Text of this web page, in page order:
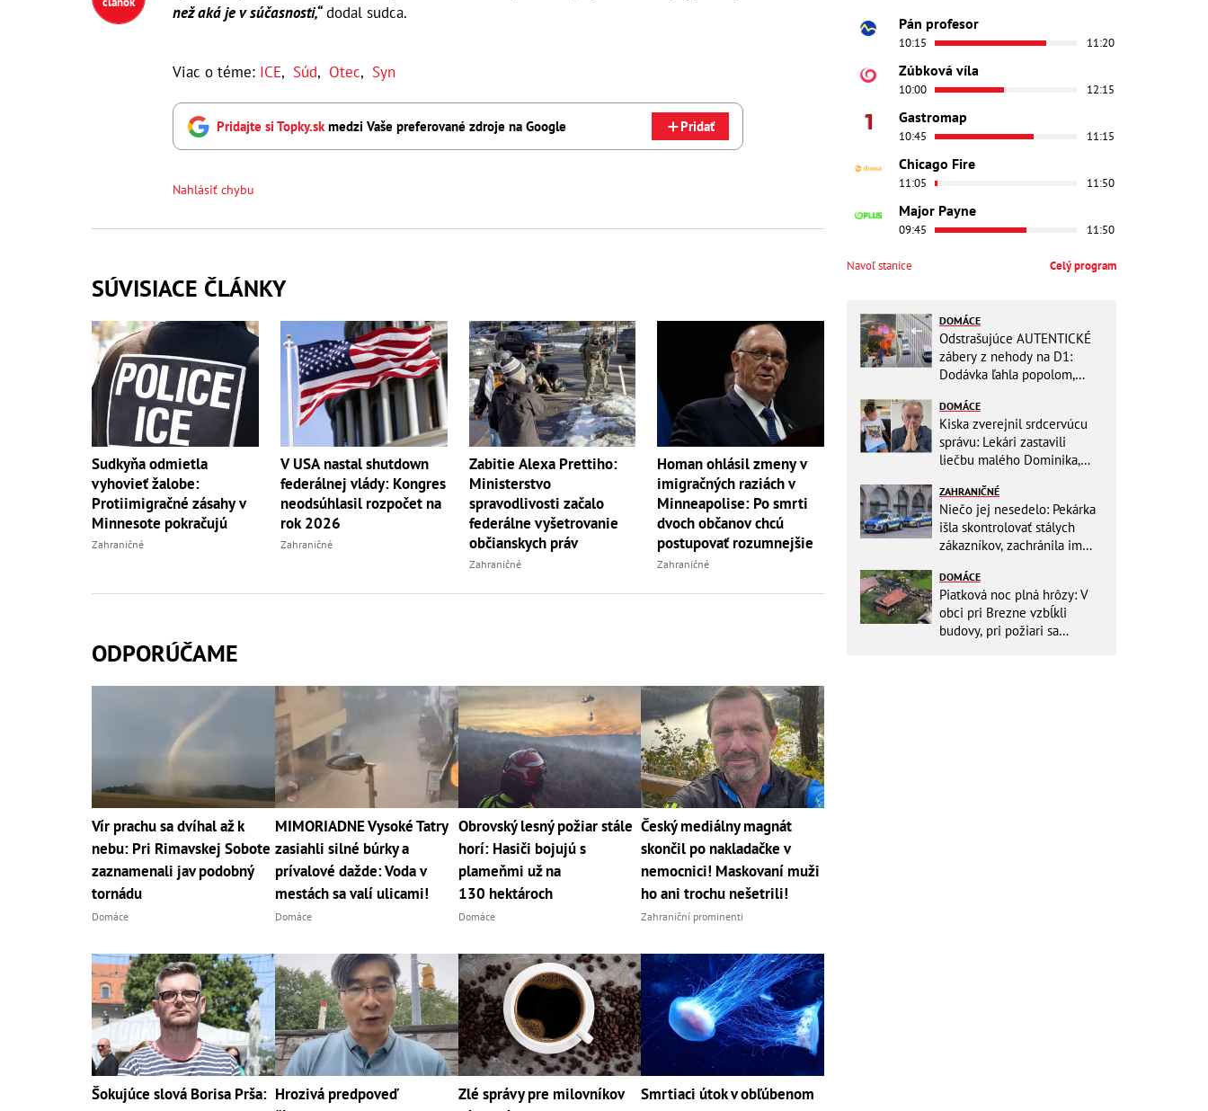
než aká je v súčasnosti,“dodal sudca.
Viac o téme: ICE, Súd, Otec, Syn
Pridajte si Topky.skmedzi Vaše preferované zdroje na Google Pridať
Nahlásiť chybu
SÚVISIACE ČLÁNKY
Sudkyňa odmietla
vyhovieť žalobe:
Protiimigračné zásahy v
Minnesote pokračujú
Zahraničné
V USA nastal shutdown
federálnej vlády: Kongres
neodsúhlasil rozpočet na
rok 2026
Zahraničné
Zabitie Alexa Prettiho:
Ministerstvo
spravodlivosti začalo
federálne vyšetrovanie
občianskych práv
Zahraničné
Homan ohlásil zmeny v
imigračných raziách v
Minneapolise: Po smrti
dvoch občanov chcú
postupovať rozumnejšie
Zahraničné
ODPORÚČAME
Vír prachu sa dvíhal až k
nebu: Pri Rimavskej Sobote
zaznamenali jav podobný
tornádu
Domáce
MIMORIADNE Vysoké Tatry
zasiahli silné búrky a
prívalové dažde: Voda v
mestách sa valí ulicami!
Domáce
Obrovský lesný požiar stále
horí: Hasiči bojujú s
plameňmi už na
130 hektároch
Domáce
Český mediálny magnát
skončil po nakladačke v
nemocnici! Maskovaní muži
ho ani trochu nešetrili!
Zahraniční prominenti
Šokujúce slová Borisa Prša: Hrozivá predpoveď
Zlé správy pre milovníkov
Smrtiaci útok v obľúbenom
Pán profesor
10:15 11:20
Zúbková víla
10:00 12:15
Gastromap
10:45 11:15
Chicago Fire
11:05 11:50
Major Payne
09:45 11:50
Navoľ stanice Celý program
DOMÁCE
Odstrašujúce AUTENTICKÉ
zábery z nehody na D1:
Dodávka ľahla popolom,
zachraňoval vrtuľník
DOMÁCE
Kiska zverejnil srdcervúcu
správu: Lekári zastavili
liečbu malého Dominika,
týždne života
ZAHRANIČNÉ
Niečo jej nesedelo: Pekárka
išla skontrolovať stálych
zákazníkov, zachránila im
DOMÁCE
Piatková noc plná hrôzy: V
obci pri Brezne vzbĺkli
budovy, pri požiari sa